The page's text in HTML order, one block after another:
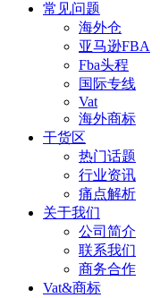
常见问题
海外仓
亚马逊FBA
Fba头程
国际专线
Vat
海外商标
干货区
热门话题
行业资讯
痛点解析
关于我们
公司简介
联系我们
商务合作
Vat&商标